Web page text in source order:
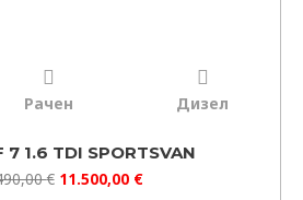
Рачен Дизел
7 1.6 TDI SPORTSVAN
€ 11.500,00 €